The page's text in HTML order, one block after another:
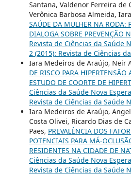
Santana, Valdenor Ferreira de
Verônica Barbosa Almeida,
SAÚDE DA MULHER NA RODA:
DIALOGA SOBRE PREVENÇÃO
Revista de Ciências da Saúde
2 (2015): Revista de Ciências
Iara Medeiros de Araújo, Neir
DE RISCO PARA HIPERTENSÃO
ESTUDO DE COORTE DE
Ciências da Saúde Nova
Revista de Ciências da Saúde
Iara Medeiros de Araújo,
Costa Olivei, Ricardo Dias de
Paes, PREVALÊNCIA DOS
POTENCIAIS PARA MÁ-
RESIDENTES NA CIDADE DE
Ciências da Saúde Nova
Revista de Ciências da Saúde